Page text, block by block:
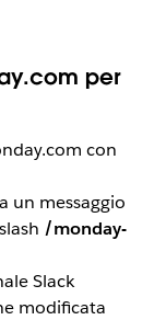
per
con
un messaggio
/monday-
Slack
modificata